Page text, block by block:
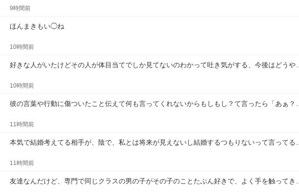
9時間前
ほんまきもい◯ね
10時間前
好きな人がいたけどその人が体目当てでしか見てないのわかって吐き気がする、今後はどうや…
10時間前
彼の言葉や行動に傷ついたこと伝えて何も言ってくれないからもしもし？て言ったら「あぁ？…
11時間前
本気で結婚考えてる相手が、陰で、私とは将来が見えないし結婚するつもりないって言ってる…
11時間前
友達なんだけど、専門で同じクラスの男の子がその子のことたぶん好きで、よく手を触ってき…